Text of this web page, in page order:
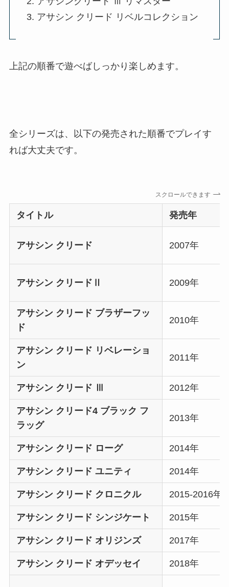
アサシン クリード リベルコレクション
上記の順番で遊べばしっかり楽しめます。
全シリーズは、以下の発売された順番でプレイす
れば大丈夫です。
スクロールできます
タイトル 発売年
アサシン クリード 2007年
アサシン クリードⅡ 2009年
アサシン クリード ブラザーフッ
ド
2010年
アサシン クリード リベレーショ
ン
2011年
アサシン クリード Ⅲ 2012年
アサシン クリード4 ブラック フ
ラッグ
2013年
アサシン クリード ローグ 2014年
アサシン クリード ユニティ 2014年
アサシン クリード クロニクル 2015-2016年
アサシン クリード シンジケート 2015年
アサシン クリード オリジンズ 2017年
アサシン クリード オデッセイ 2018年